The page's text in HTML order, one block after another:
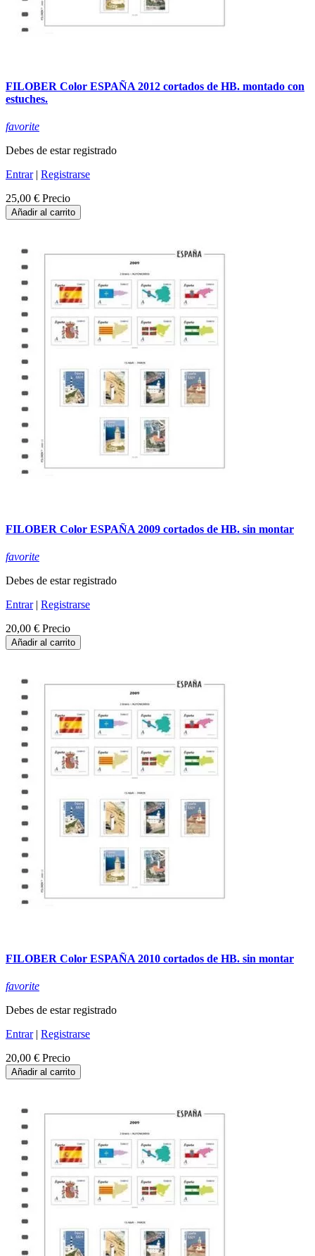
FILOBER Color ESPAÑA 2012 cortados de HB. montado con
estuches.
favorite
Debes de estar registrado
Entrar| Registrarse
25,00 € Precio
Añadir al carrito
FILOBER Color ESPAÑA 2009 cortados de HB. sin montar
favorite
Debes de estar registrado
Entrar| Registrarse
20,00 € Precio
Añadir al carrito
FILOBER Color ESPAÑA 2010 cortados de HB. sin montar
favorite
Debes de estar registrado
Entrar| Registrarse
20,00 € Precio
Añadir al carrito